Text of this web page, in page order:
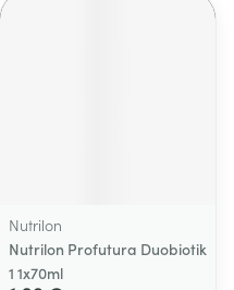
Nutrilon
Nutrilon Profutura Duobiotik
1 1x70ml